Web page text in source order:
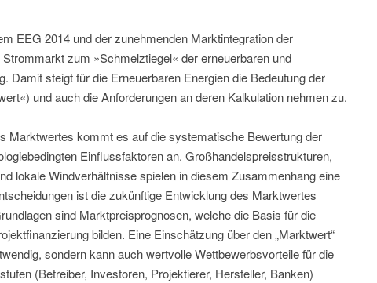
EEG 2014 und der zunehmenden Marktintegration der
zum »Schmelztiegel« der erneuerbaren und
Damit steigt für die Erneuerbaren Energien die Bedeutung der
und auch die Anforderungen an deren Kalkulation nehmen zu.
Marktwertes kommt es auf die systematische Bewertung der
Einflussfaktoren an. Großhandelspreisstrukturen,
lokale Windverhältnisse spielen in diesem Zusammenhang eine
ist die zukünftige Entwicklung des Marktwertes
sind Marktpreisprognosen, welche die Basis für die
bilden. Eine Einschätzung über den „Marktwert“
sondern kann auch wertvolle Wettbewerbsvorteile für die
(Betreiber, Investoren, Projektierer, Hersteller, Banken)